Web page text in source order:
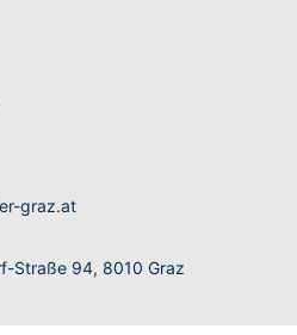
graz.at
Straße 94, 8010 Graz